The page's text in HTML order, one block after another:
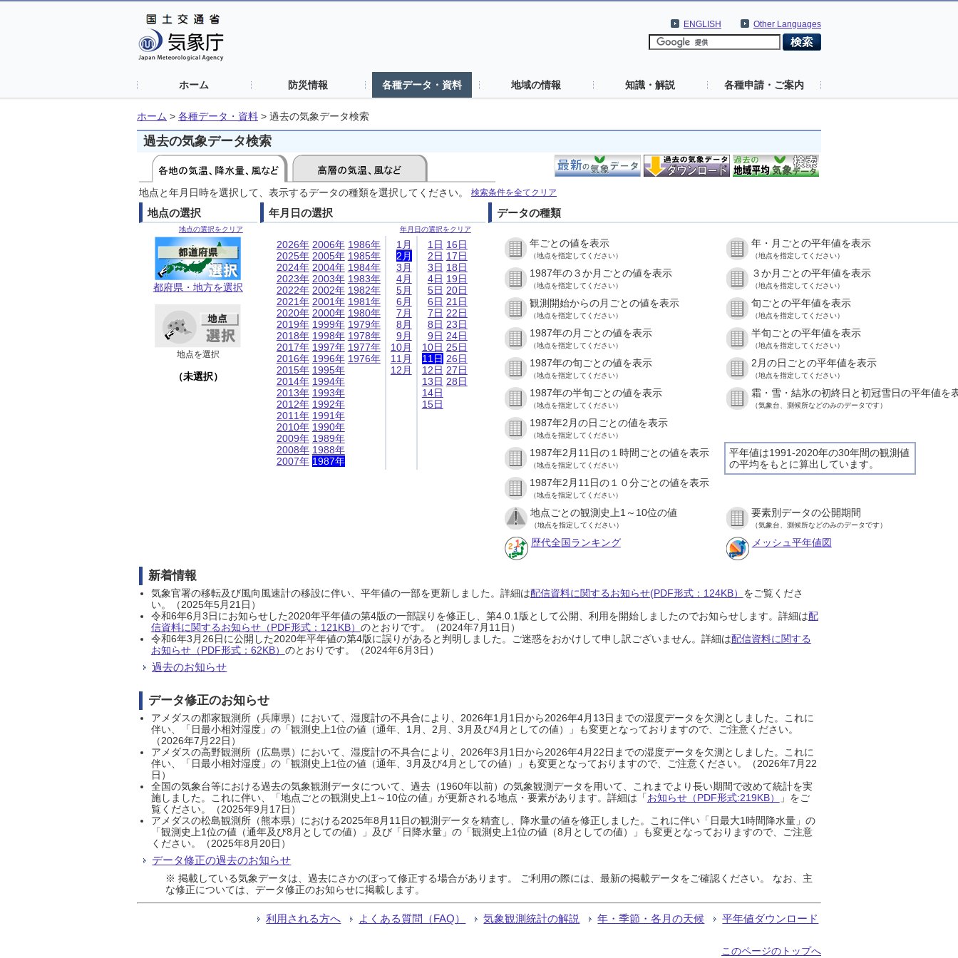
Other Languages
ENGLISH
ホーム 防災情報 各種データ・資料 地域の情報 知識・解説 各種申請・ご案内
ホーム > 各種データ・資料 > 過去の気象データ検索
過去の気象データ検索
地点と年月日時を選択して、表示するデータの種類を選択してください。 検索条件を全てクリア
地点の選択
地点の選択をクリア
都府県・地方を選択
地点を選択
（未選択）
年月日の選択
年月日の選択をクリア
2026年
2025年
2024年
2023年
2022年
2021年
2020年
2019年
2018年
2017年
2016年
2015年
2014年
2013年
2012年
2011年
2010年
2009年
2008年
2007年
2006年
2005年
2004年
2003年
2002年
2001年
2000年
1999年
1998年
1997年
1996年
1995年
1994年
1993年
1992年
1991年
1990年
1989年
1988年
1987年
1986年
1985年
1984年
1983年
1982年
1981年
1980年
1979年
1978年
1977年
1976年
1月
2月
3月
4月
5月
6月
7月
8月
9月
10月
11月
12月
1日
2日
3日
4日
5日
6日
7日
8日
9日
10日
11日
12日
13日
14日
15日
16日
17日
18日
19日
20日
21日
22日
23日
24日
25日
26日
27日
28日
データの種類
年ごとの値を表示
（地点を指定してください）
年・月ごとの平年値を表示
（地点を指定してください）
1987年の３か月ごとの値を表示
（地点を指定してください）
３か月ごとの平年値を表示
（地点を指定してください）
観測開始からの月ごとの値を表示
（地点を指定してください）
旬ごとの平年値を表示
（地点を指定してください）
1987年の月ごとの値を表示
（地点を指定してください）
半旬ごとの平年値を表示
（地点を指定してください）
1987年の旬ごとの値を表示
（地点を指定してください）
2月の日ごとの平年値を表示
（地点を指定してください）
1987年の半旬ごとの値を表示
（地点を指定してください）
霜・雪・結氷の初終日と初冠雪日の平年値を
（気象台、測候所などのみのデータです）
1987年2月の日ごとの値を表示
（地点を指定してください）
平年値は1991-2020年の30年間の観測値
の平均をもとに算出しています。
1987年2月11日の１時間ごとの値を表示
（地点を指定してください）
1987年2月11日の１０分ごとの値を表示
（地点を指定してください）
地点ごとの観測史上1～10位の値
（地点を指定してください）
要素別データの公開期間
（気象台、測候所などのみのデータです）
歴代全国ランキング メッシュ平年値図
新着情報
気象官署の移転及び風向風速計の移設に伴い、平年値の一部を更新しました。詳細は配信資料に関するお知らせ(PDF形式：124KB） をご覧くださ
い。（2025年5月21日）
令和6年6月3日にお知らせした2020年平年値の第4版の一部誤りを修正し、第4.0.1版として公開、利用を開始しましたのでお知らせします。詳細は配
信資料に関するお知らせ（PDF形式：121KB） のとおりです。（2024年7月11日）
令和6年3月26日に公開した2020年平年値の第4版に誤りがあると判明しました。ご迷惑をおかけして申し訳ございません。詳細は配信資料に関する
お知らせ（PDF形式：62KB） のとおりです。（2024年6月3日）
過去のお知らせ
データ修正のお知らせ
アメダスの郡家観測所（兵庫県）において、湿度計の不具合により、2026年1月1日から2026年4月13日までの湿度データを欠測としました。これに
伴い、「日最小相対湿度」の「観測史上1位の値（通年、1月、2月、3月及び4月としての値）」も変更となっておりますので、ご注意ください。
（2026年7月22日）
アメダスの高野観測所（広島県）において、湿度計の不具合により、2026年3月1日から2026年4月22日までの湿度データを欠測としました。これに
伴い、「日最小相対湿度」の「観測史上1位の値（通年、3月及び4月としての値）」も変更となっておりますので、ご注意ください。（2026年7月22
日）
全国の気象台等における過去の気象観測データについて、過去（1960年以前）の気象観測データを用いて、これまでより長い期間で改めて統計を実
施しました。これに伴い、「地点ごとの観測史上1～10位の値」が更新される地点・要素があります。詳細は「お知らせ（PDF形式:219KB）
」をご
覧ください。（2025年9月17日）
アメダスの松島観測所（熊本県）における2025年8月11日の観測データを精査し、降水量の値を修正しました。これに伴い「日最大1時間降水量」の
「観測史上1位の値（通年及び8月としての値）」及び「日降水量」の「観測史上1位の値（8月としての値）」も変更となっておりますので、ご注意
ください。（2025年8月20日）
データ修正の過去のお知らせ
※ 掲載している気象データは、過去にさかのぼって修正する場合があります。 ご利用の際には、最新の掲載データをご確認ください。 なお、主
な修正については、データ修正のお知らせに掲載します。
利用される方へ よくある質問（FAQ） 気象観測統計の解説 年・季節・各月の天候 平年値ダウンロード
このページのトップへ